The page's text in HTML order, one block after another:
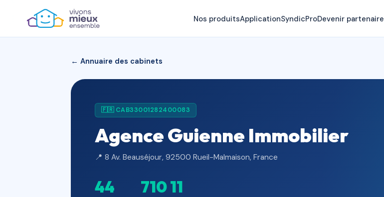
Nos produitsApplicationSyndicProDevenir partenaire
← Annuaire des cabinets
🇫🇷 CAB33001282400083
Agence Guienne Immobilier
📍 8 Av. Beauséjour, 92500 Rueil-Malmaison, France
44 71011